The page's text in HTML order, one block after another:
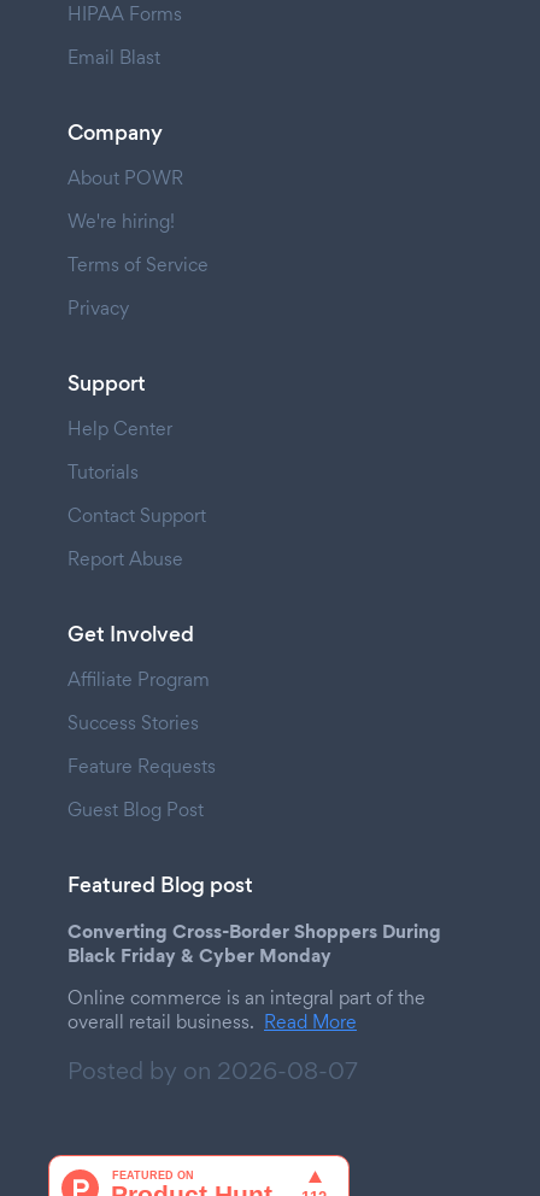
HIPAA Forms
Email Blast
Company
About POWR
We're hiring!
Terms of Service
Privacy
Support
Help Center
Tutorials
Contact Support
Report Abuse
Get Involved
Affiliate Program
Success Stories
Feature Requests
Guest Blog Post
Featured Blog post
Converting Cross-Border Shoppers During
Black Friday & Cyber Monday
Online commerce is an integral part of the
overall retail business. Read More
Posted by on 2026-08-07